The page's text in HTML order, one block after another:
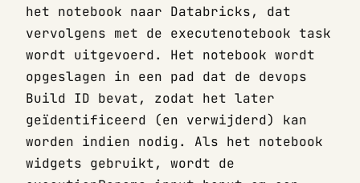
het notebook naar Databricks, dat
vervolgens met de executenotebook task
wordt uitgevoerd. Het notebook wordt
opgeslagen in een pad dat de devops
Build ID bevat, zodat het later
geïdentificeerd (en verwijderd) kan
worden indien nodig. Als het notebook
widgets gebruikt, wordt de